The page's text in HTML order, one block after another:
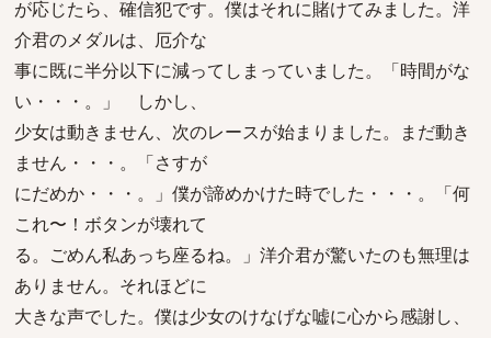
が応じたら、確信犯です。僕はそれに賭けてみました。洋
介君のメダルは、厄介な
事に既に半分以下に減ってしまっていました。「時間がな
い・・・。」 しかし、
少女は動きません、次のレースが始まりました。まだ動き
ません・・・。「さすが
にだめか・・・。」僕が諦めかけた時でした・・・。「何
これ〜！ボタンが壊れて
る。ごめん私あっち座るね。」洋介君が驚いたのも無理は
ありません。それほどに
大きな声でした。僕は少女のけなげな嘘に心から感謝し、